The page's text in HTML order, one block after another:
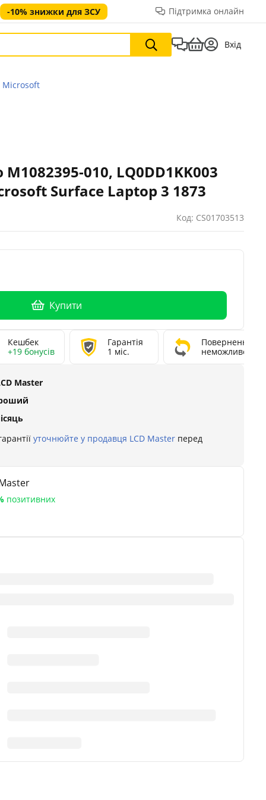
-10% знижки для ЗСУ Підтримка онлайн
Вхід
Microsoft
010, LQ0DD1KK003
Surface Laptop 3 1873
Код: CS01703513
Купити
Кешбек
+19 бонусів
Гарантія
1 міс.
Повернення
неможливе
Master
уточнюйте у продавця LCD Master перед
позитивних